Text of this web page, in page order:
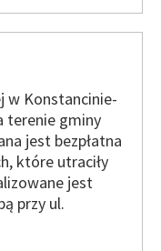
w Konstancinie-
terenie gminy
jest bezpłatna
które utraciły
jest
przy ul.